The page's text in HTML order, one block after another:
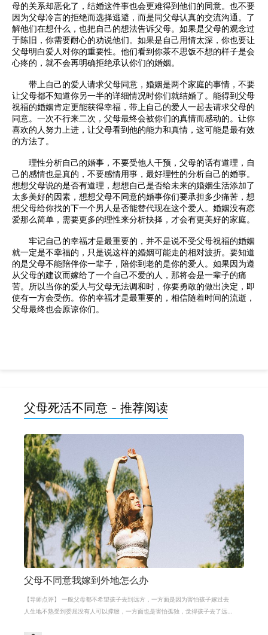
母的关系却恶化了，结婚这件事也会更难得到他们的同意。也不要
因为父母冷言的拒绝而选择逃避，而是同父母认真的交流沟通。了
解他们在想什么，也把自己的想法告诉父母。如果是父母的观念过
于陈旧，你需要耐心的劝说他们。如果是自己用情太深，你也要让
父母明白爱人对你的重要性。他们看到你茶不思饭不想的样子是会
心疼的，就不会再明确拒绝承认你们的婚姻。
带上自己的爱人请求父母同意，婚姻是两个家庭的事情，不要
让父母都不知道你另一半的详细情况时你们就结婚了。能得到父母
祝福的婚姻肯定更能获得幸福，带上自己的爱人一起去请求父母的
同意。一次不行来二次，父母最终会被你们的真情而感动的。让你
喜欢的人努力上进，让父母看到他的能力和真情，这可能是最有效
的方法了。
理性分析自己的婚事，不要受他人干预，父母的话有道理，自
己的感情也是真的，不要感情用事，最好理性的分析自己的婚事。
想想父母说的是否有道理，想想自己是否给未来的婚姻生活添加了
太多美好的因素，想想父母不同意的婚事你们要承担多少痛苦，想
想父母给你找的下一个男人是否能替代现在这个爱人。婚姻没有恋
爱那么简单，需要更多的理性来分析抉择，才会有更美好的家庭。
牢记自己的幸福才是最重要的，并不是说不受父母祝福的婚姻
就一定是不幸福的，只是说这样的婚姻可能走的相对波折。要知道
的是父母不能陪伴你一辈子，陪你到老的是你的爱人。如果因为遵
从父母的建议而嫁给了一个自己不爱的人，那将会是一辈子的痛
苦。所以当你的爱人与父母无法调和时，你要勇敢的做出决定，即
使有一方会受伤。你的幸福才是最重要的，相信随着时间的流逝，
父母最终也会原谅你们。
父母死活不同意 - 推荐阅读
父母不同意我嫁到外地怎么办
【导师点评】 一般父母都不希望孩子去到远方，一方面是因为害怕孩子嫁过去
人生地不熟受到委屈没有人可以撑腰，一方面也是害怕孤独，觉得孩子去了远